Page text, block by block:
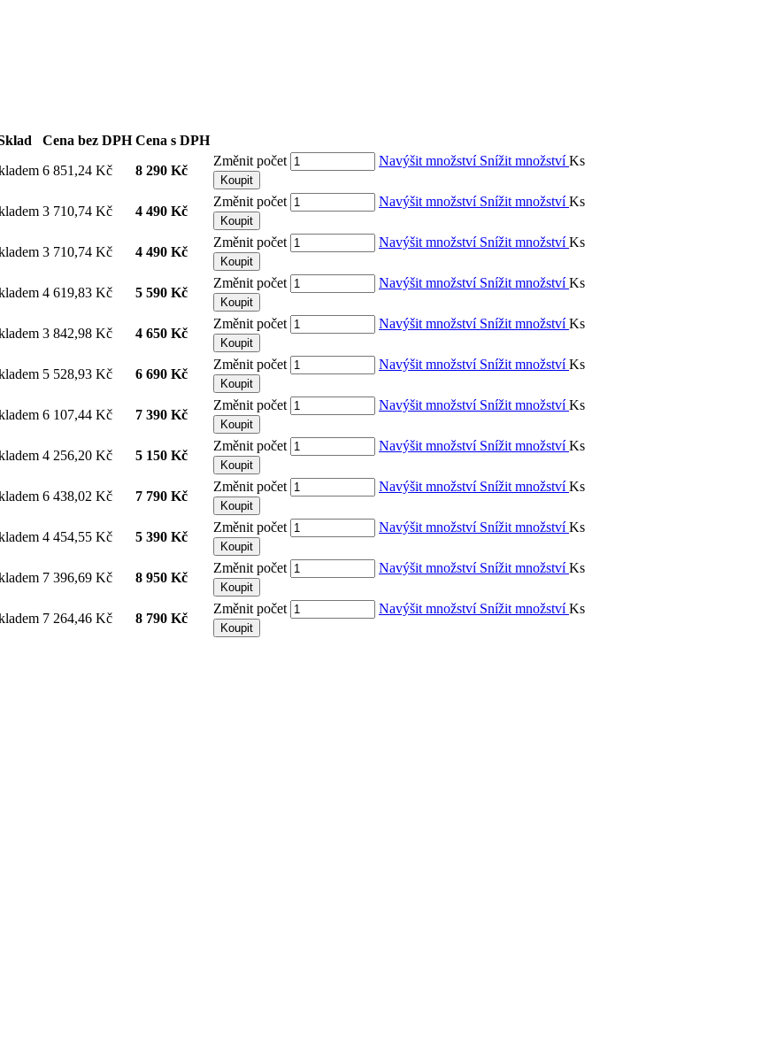
Cena bez DPH Cena s DPH
6 851,24 Kč 8 290 Kč
Změnit počet Navýšit množství Snížit množstvíKs
Koupit
3 710,74 Kč 4 490 Kč
Změnit počet Navýšit množství Snížit množstvíKs
Koupit
3 710,74 Kč 4 490 Kč
Změnit počet Navýšit množství Snížit množstvíKs
Koupit
4 619,83 Kč 5 590 Kč
Změnit počet Navýšit množství Snížit množstvíKs
Koupit
3 842,98 Kč 4 650 Kč
Změnit počet Navýšit množství Snížit množstvíKs
Koupit
5 528,93 Kč 6 690 Kč
Změnit počet Navýšit množství Snížit množstvíKs
Koupit
6 107,44 Kč 7 390 Kč
Změnit počet Navýšit množství Snížit množstvíKs
Koupit
4 256,20 Kč 5 150 Kč
Změnit počet Navýšit množství Snížit množstvíKs
Koupit
6 438,02 Kč 7 790 Kč
Změnit počet Navýšit množství Snížit množstvíKs
Koupit
4 454,55 Kč 5 390 Kč
Změnit počet Navýšit množství Snížit množstvíKs
Koupit
7 396,69 Kč 8 950 Kč
Změnit počet Navýšit množství Snížit množstvíKs
Koupit
7 264,46 Kč 8 790 Kč
Změnit počet Navýšit množství Snížit množstvíKs
Koupit